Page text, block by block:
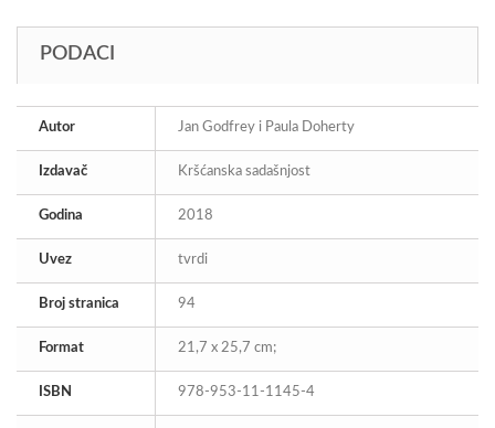
PODACI
Autor Jan Godfrey i Paula Doherty
Izdavač Kršćanska sadašnjost
Godina 2018
Uvez tvrdi
Broj stranica 94
Format 21,7 x 25,7 cm;
ISBN 978-953-11-1145-4